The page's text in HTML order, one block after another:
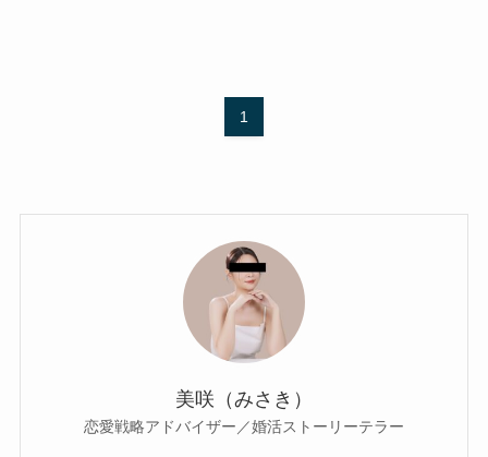
1
美咲（みさき）
恋愛戦略アドバイザー／婚活ストーリーテラー